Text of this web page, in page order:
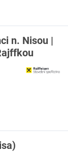
n. Nisou |